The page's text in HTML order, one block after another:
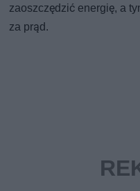
zaoszczędzić energię, a
za prąd.